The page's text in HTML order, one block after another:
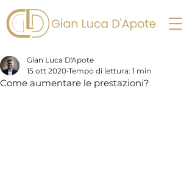
Come aumentare le prestazioni?
Gian Luca D'Apote
15 ott 2020 Tempo di lettura: 1 min